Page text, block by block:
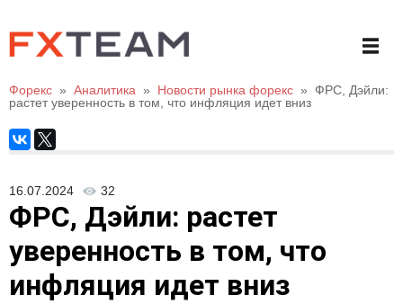
Форекс » Аналитика » Новости рынка форекс » ФРС, Дэйли:
растет уверенность в том, что инфляция идет вниз
16.07.2024 32
ФРС, Дэйли: растет
уверенность в том, что
инфляция идет вниз